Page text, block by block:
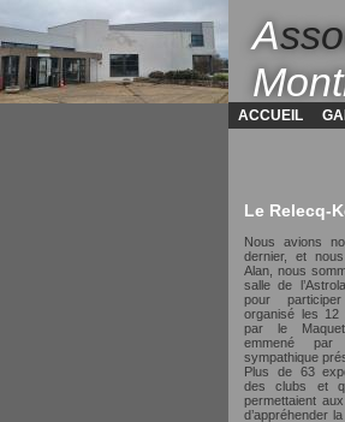
A
ACCUEIL
Le Relecq-
Nous avions
dernier, et
Alan, nous
salle de
pour
organisé les 12
par le
emmené
sympathique
Plus de 63
des clubs et
permettaient
d’appréhender